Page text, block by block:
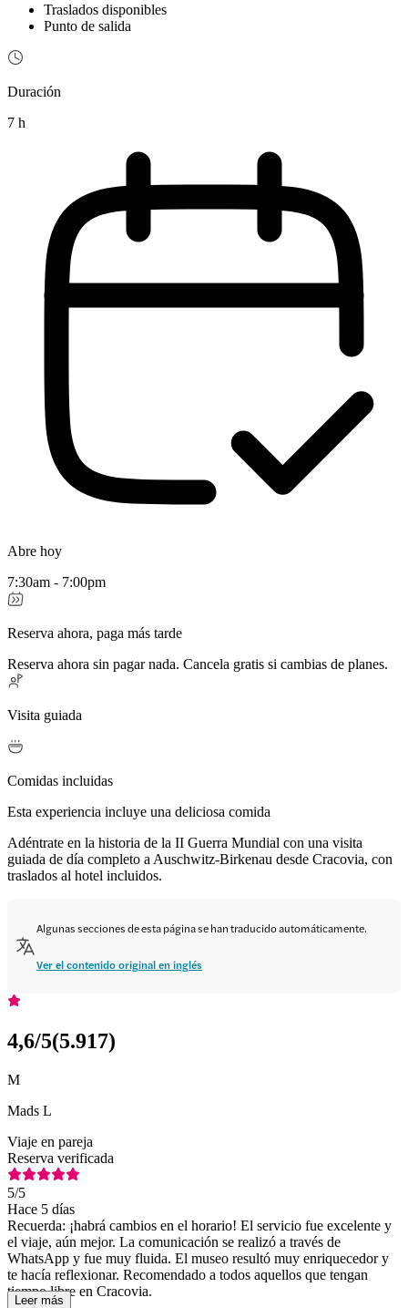
Traslados disponibles
Punto de salida
Duración
7 h
Abre hoy
7:30am - 7:00pm
Reserva ahora, paga más tarde
Reserva ahora sin pagar nada. Cancela gratis si cambias de planes.
Visita guiada
Comidas incluidas
Esta experiencia incluye una deliciosa comida
Adéntrate en la historia de la II Guerra Mundial con una visita
guiada de día completo a Auschwitz-Birkenau desde Cracovia, con
traslados al hotel incluidos.
Algunas secciones de esta página se han traducido automáticamente.
Ver el contenido original en inglés
4,6/5(5.917)
M
Mads L
Viaje en pareja
Reserva verificada
5/5
Hace 5 días
Recuerda: ¡habrá cambios en el horario! El servicio fue excelente y
el viaje, aún mejor. La comunicación se realizó a través de
WhatsApp y fue muy fluida. El museo resultó muy enriquecedor y
te hacía reflexionar. Recomendado a todos aquellos que tengan
tiempo libre en Cracovia.
Leer más